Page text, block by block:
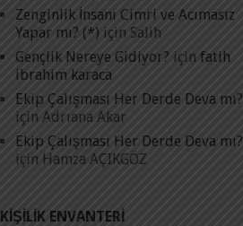
Zenginlik İnsanı Cimri ve Acımasız
Yapar mı? (*) için Salih
Gençlik Nereye Gidiyor? içinfatih
ibrahim karaca
Ekip Çalışması Her Derde Deva mı?
için Adrıana Akar
Ekip Çalışması Her Derde Deva mı?
için Hamza AÇIKGÖZ
KIŞILIK ENVANTERI